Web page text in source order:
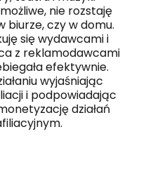
nie rozstaję
biurze, czy w domu.
się wydawcami i
z reklamodawcami
efektywnie.
wyjaśniając
i podpowiadając
działań